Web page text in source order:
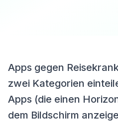
Apps gegen
zwei Kategorien
Apps (die einen
dem Bildschirm